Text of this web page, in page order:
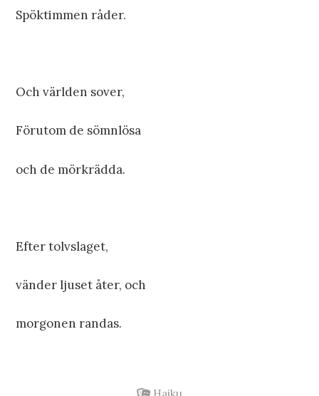
Spöktimmen råder.
Och världen sover,
Förutom de sömnlösa
och de mörkrädda.
Efter tolvslaget,
vänder ljuset åter, och
morgonen randas.
Haiku